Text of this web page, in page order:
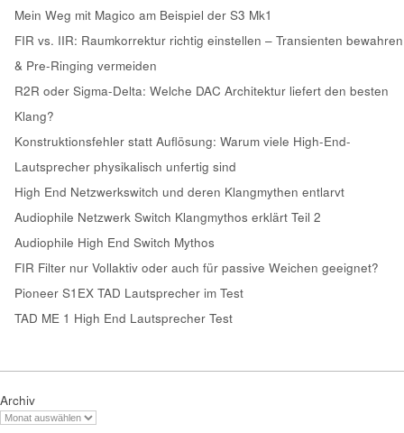
Mein Weg mit Magico am Beispiel der S3 Mk1
FIR vs. IIR: Raumkorrektur richtig einstellen – Transienten bewahren
& Pre-Ringing vermeiden
R2R oder Sigma-Delta: Welche DAC Architektur liefert den besten
Klang?
Konstruktionsfehler statt Auflösung: Warum viele High-End-
Lautsprecher physikalisch unfertig sind
High End Netzwerkswitch und deren Klangmythen entlarvt
Audiophile Netzwerk Switch Klangmythos erklärt Teil 2
Audiophile High End Switch Mythos
FIR Filter nur Vollaktiv oder auch für passive Weichen geeignet?
Pioneer S1EX TAD Lautsprecher im Test
TAD ME 1 High End Lautsprecher Test
Archiv